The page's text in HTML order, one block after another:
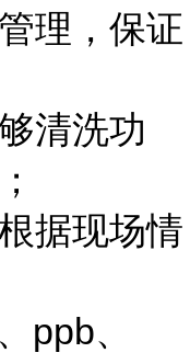
理，保证
清洗功
据现场情
、 ppb、